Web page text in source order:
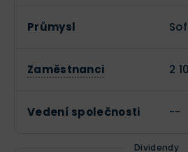
Průmysl
Zaměstnanci 2
Vedení společnosti --
Dividendy